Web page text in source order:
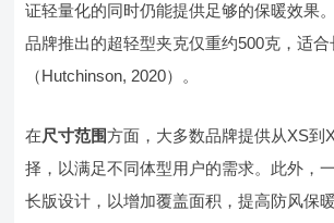
证轻量化的同时仍能提供足够的保暖效果
品牌推出的超轻型夹克仅重约500克，适
（Hutchinson, 2020）。
在尺寸范围方面，大多数品牌提供从XS到
择，以满足不同体型用户的需求。此外，
长版设计，以增加覆盖面积，提高防风保